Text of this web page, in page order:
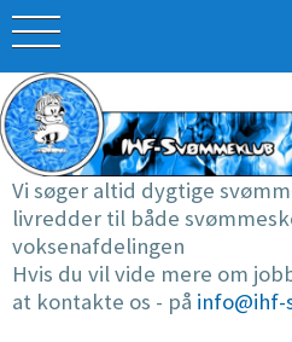
Vi søger altid dygtige
livredder til både
voksenafdelingen
Hvis du vil vide mere om
at kontakte os - på